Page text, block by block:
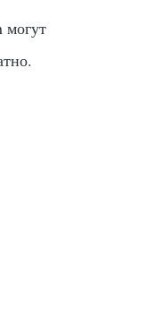
могут